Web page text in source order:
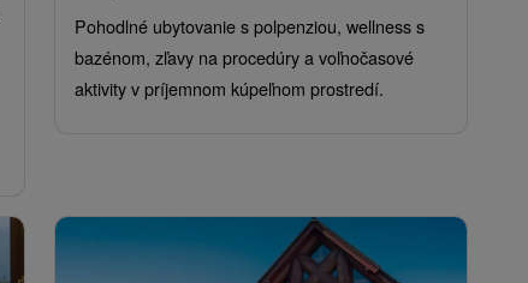
Pohodlné ubytovanie s polpenziou, wellness s
bazénom, zľavy na procedúry a voľnočasové
aktivity v príjemnom kúpeľnom prostredí.